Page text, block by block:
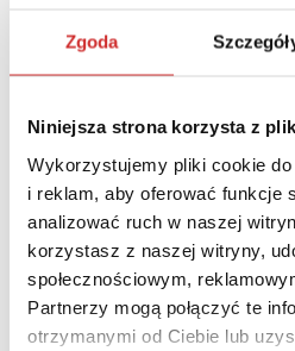
Zgoda
Niniejsza strona korzysta z
Wykorzystujemy pliki cookie
i reklam, aby oferować funkcje
analizować ruch w naszej
korzystasz z naszej witryny,
społecznościowym,
Partnerzy mogą połączyć te
otrzymanymi od Ciebie lub
PCG Academia i Blackboard na